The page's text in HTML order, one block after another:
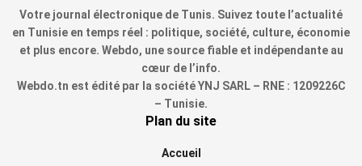
Votre journal électronique de Tunis. Suivez toute l’actualité
en Tunisie en temps réel : politique, société, culture, économie
et plus encore. Webdo, une source fiable et indépendante au
cœur de l’info.
Webdo.tn est édité par la société YNJ SARL – RNE : 1209226C
– Tunisie.
Plan du site
Accueil